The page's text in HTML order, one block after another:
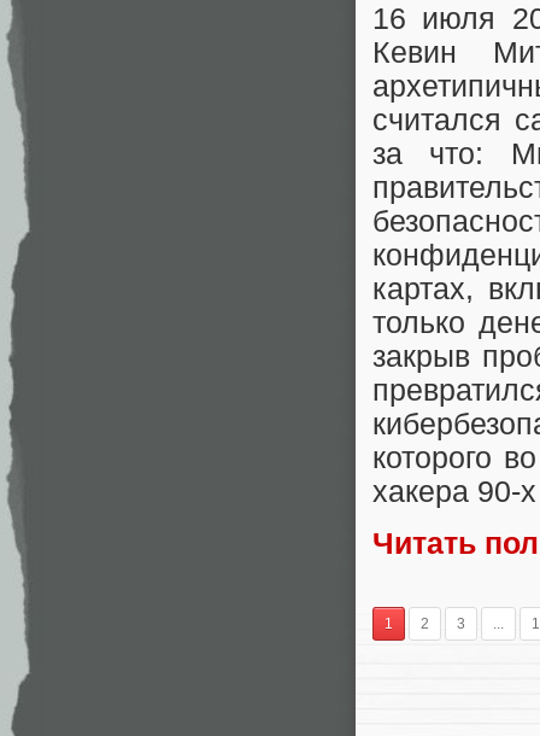
16 июля
Кевин
считался
за что:
картах,
только
закрыв
которого
хакера 90-
Читать
1 2 3 ...